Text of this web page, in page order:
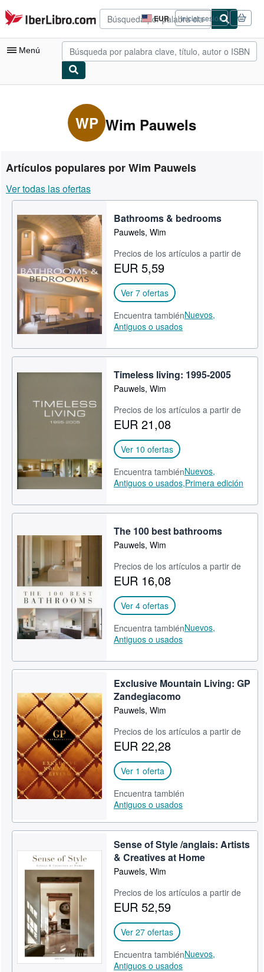
Pasar al contenido principal
IberLibro.com EUR
Preferencias
de
compra
del
Iniciar sesión
Menú
Consultar mis pedidos
Búsqueda avanzada
Libros antiguos
Arte y coleccionismo
Vendedores
Comenzar a vender
Ayuda
CERRAR
WP Wim Pauwels
Artículos populares por Wim Pauwels
Ver todas las ofertas
Bathrooms & bedrooms
Pauwels, Wim
Precios de los artículos a partir de
EUR 5,59
Ver 7 ofertas
Encuentra tambiénNuevos,
Antiguos o usados
Timeless living: 1995-2005
Pauwels, Wim
Precios de los artículos a partir de
EUR 21,08
Ver 10 ofertas
Encuentra tambiénNuevos,
Antiguos o usados,Primera edición
The 100 best bathrooms
Pauwels, Wim
Precios de los artículos a partir de
EUR 16,08
Ver 4 ofertas
Encuentra tambiénNuevos,
Antiguos o usados
Exclusive Mountain Living: GP
Zandegiacomo
Pauwels, Wim
Precios de los artículos a partir de
EUR 22,28
Ver 1 oferta
Encuentra también
Antiguos o usados
Sense of Style /anglais: Artists
& Creatives at Home
Pauwels, Wim
Precios de los artículos a partir de
EUR 52,59
Ver 27 ofertas
Encuentra tambiénNuevos,
Antiguos o usados